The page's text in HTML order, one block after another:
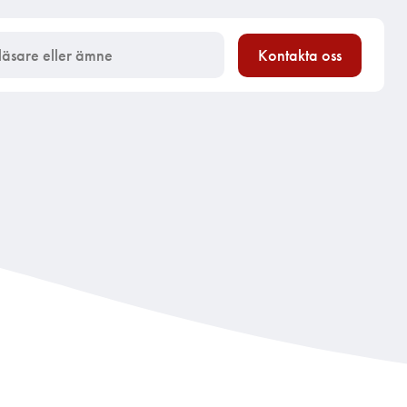
Kontakta oss